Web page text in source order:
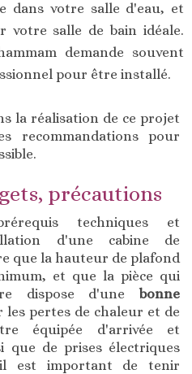
dans votre salle d'eau, et
votre salle de bain idéale.
demande souvent
pour être installé.
la réalisation de ce projet
recommandations pour
précautions
techniques et
d'une cabine de
que la hauteur de plafond
et que la pièce qui
dispose d'unebonne
les pertes de chaleur et de
équipée d'arrivée et
que de prises électriques
il est important de tenir